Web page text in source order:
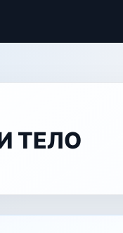
ТЕЛО